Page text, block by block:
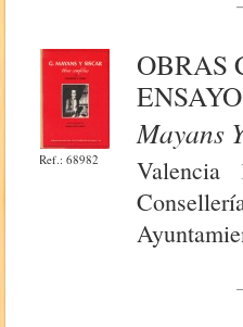
Ref.: 68982
OBRAS
Mayans